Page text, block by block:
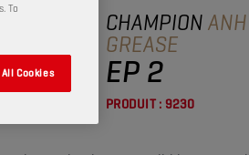
CHAMPION
GREASE
EP 2
PRODUIT : 9230
To
Cookies